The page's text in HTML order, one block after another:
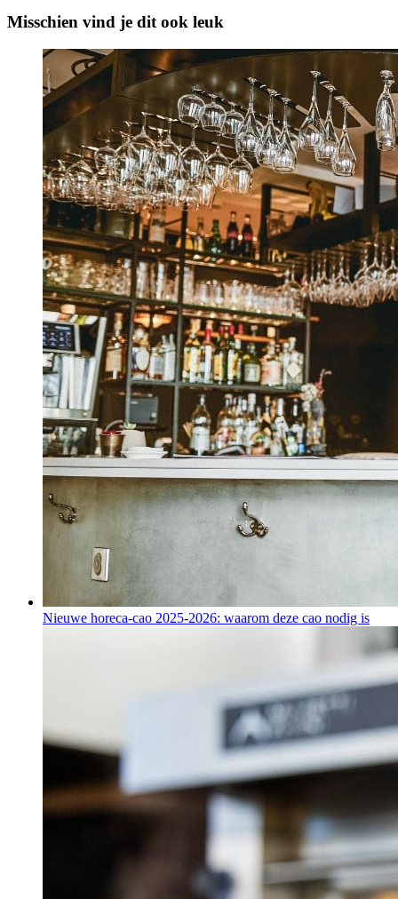
Misschien vind je dit ook leuk
Nieuwe horeca-cao 2025-2026: waarom deze cao nodig is